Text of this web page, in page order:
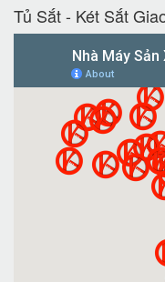
Tủ Sắt - Két Sắt